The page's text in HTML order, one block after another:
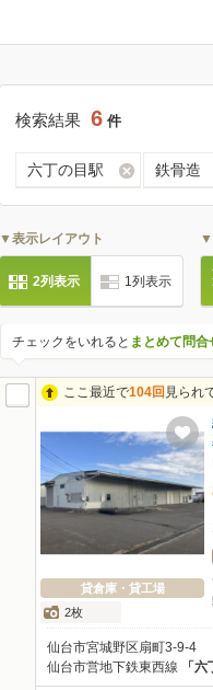
検索結果 6 件
六丁の目駅 鉄骨造
▼表示レイアウト
2列表示 1列表示
▼
チェックをいれると まとめて問合
ここ最近で104回 見られ
貸倉庫・貸工場
2枚
仙台市宮城野区扇町3-9-4
仙台市営地下鉄東西線 「